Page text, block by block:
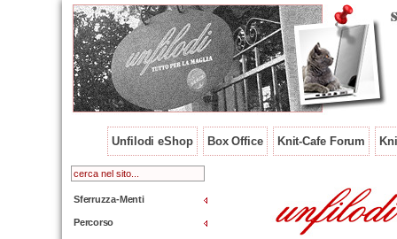
Unfilodi eShop Box Office Knit-Cafe Forum
Sferruzza-Menti
Percorso